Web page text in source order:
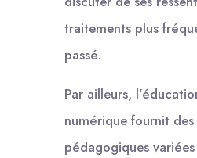
traitements plus
passé.
Par ailleurs,
numérique fournit des
pédagogiques